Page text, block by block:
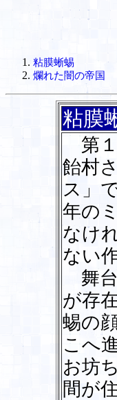
粘膜蜥蜴
爛れた闇の帝国
粘膜
第１
飴村
ス」
年の
なけ
ない
舞台
が存
蜴の
こへ
お坊
間が